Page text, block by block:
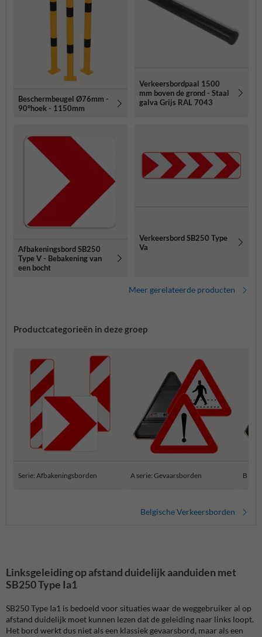
Beschermbeugel Ø76mm -
90°hoek - 1150mm
Verkeersbordpaal 1500
mm boven de grond - Staal
galva Grijs RAL 7043
Afbakeningsbord SB250
Type V - Bebakening van
een bocht
Verkeersbord SB250 Type
Va
Meer gerelateerde producten
Productcategorieën in deze groep
Serie: Afbakeningsborden A serie: Gevaarsborden B
Belgische Verkeersborden
Linksgeleiding op afstand duidelijk aanduiden met
SB250 Type Ia1
SB250 Type Ia1 is bedoeld voor situaties waar de weggebruiker al op
afstand duidelijk moet kunnen lezen dat de geleiding naar links loopt.
Het bord werkt dus niet als een klassiek gevaarsbord, maar als een